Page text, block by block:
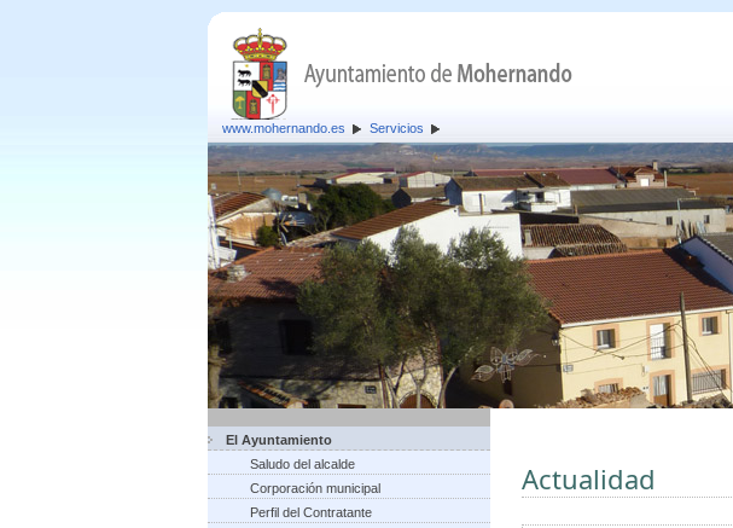
www.mohernando.es Servicios
El Ayuntamiento
Saludo del alcalde
Corporación municipal
Perfil del Contratante
Actualidad